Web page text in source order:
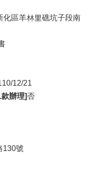
化區羊林里礁坑子段南
12/21
辦理]否
130號